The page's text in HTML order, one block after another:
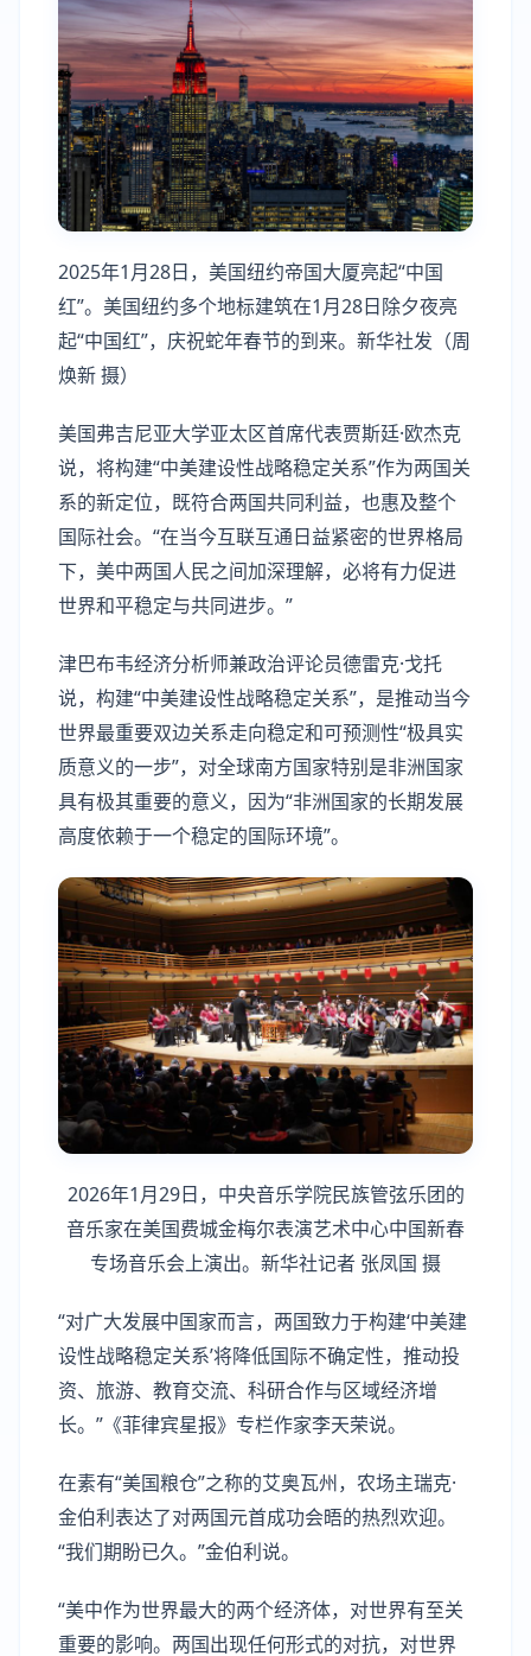
2025年1月28日，美国纽约帝国大厦亮起“中国
红”。美国纽约多个地标建筑在1月28日除夕夜亮
起“中国红”，庆祝蛇年春节的到来。新华社发（周
焕新 摄）
美国弗吉尼亚大学亚太区首席代表贾斯廷·欧杰克
说，将构建“中美建设性战略稳定关系”作为两国关
系的新定位，既符合两国共同利益，也惠及整个
国际社会。“在当今互联互通日益紧密的世界格局
下，美中两国人民之间加深理解，必将有力促进
世界和平稳定与共同进步。”
津巴布韦经济分析师兼政治评论员德雷克·戈托
说，构建“中美建设性战略稳定关系”，是推动当今
世界最重要双边关系走向稳定和可预测性“极具实
质意义的一步”，对全球南方国家特别是非洲国家
具有极其重要的意义，因为“非洲国家的长期发展
高度依赖于一个稳定的国际环境”。
2026年1月29日，中央音乐学院民族管弦乐团的
音乐家在美国费城金梅尔表演艺术中心中国新春
专场音乐会上演出。新华社记者 张凤国 摄
“对广大发展中国家而言，两国致力于构建‘中美建
设性战略稳定关系’将降低国际不确定性，推动投
资、旅游、教育交流、科研合作与区域经济增
长。”《菲律宾星报》专栏作家李天荣说。
在素有“美国粮仓”之称的艾奥瓦州，农场主瑞克·
金伯利表达了对两国元首成功会晤的热烈欢迎。
“我们期盼已久。”金伯利说。
“美中作为世界最大的两个经济体，对世界有至关
重要的影响。两国出现任何形式的对抗，对世界